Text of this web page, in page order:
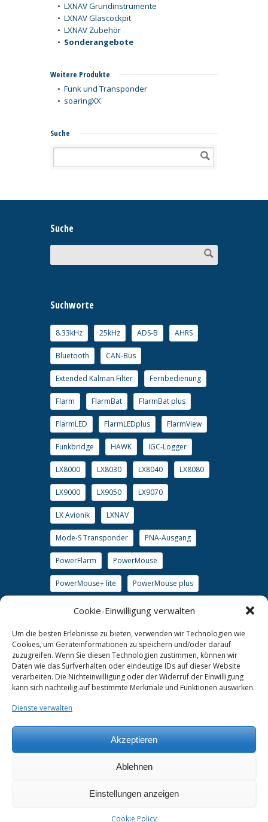
Cookie-Einwilligung verwalten
Um die besten Erlebnisse zu bieten, verwenden wir Technologien wie
Cookies, um Geräteinformationen zu speichern und/oder darauf
zuzugreifen. Wenn Sie diesen Technologien zustimmen, können wir
Daten wie das Surfverhalten oder eindeutige IDs auf dieser Website
verarbeiten. Die Nichteinwilligung oder der Widerruf der Einwilligung
kann sich nachteilig auf bestimmte Merkmale und Funktionen auswirken.
Dienste verwalten
Akzeptieren
Ablehnen
Einstellungen anzeigen
Cookie Policy
• LXNAV Grundinstrumente
• LXNAV Glascockpit
• LXNAV Zubehör
• Sonderangebote
Weitere Produkte
• Funk und Transponder
• soaringXX
Suche
Suche
Suchworte
8.33kHz 25kHz ADS-B AHRS
Bluetooth CAN-Bus
Extended Kalman Filter Fernbedienung
Flarm FlarmBat FlarmBat plus
FlarmLED FlarmLEDplus FlarmView
Funkbridge HAWK IGC-Logger
LX8000 LX8030 LX8040 LX8080
LX9000 LX9050 LX9070
LX Avionik LXNAV
Mode-S Transponder PNA-Ausgang
PowerFlarm PowerMouse
PowerMouse+ lite PowerMouse plus
S10
soaringxx SxHAWK TrafficView
TrafficView57 Transponder WiFi
www.lx-avionik.de
Im Rosengarten 5, D-97647 Hausen/Roth
support@lx-avionik.de